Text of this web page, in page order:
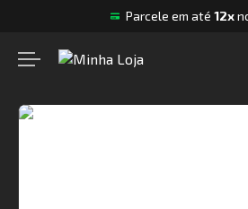
Parcele em até 12x